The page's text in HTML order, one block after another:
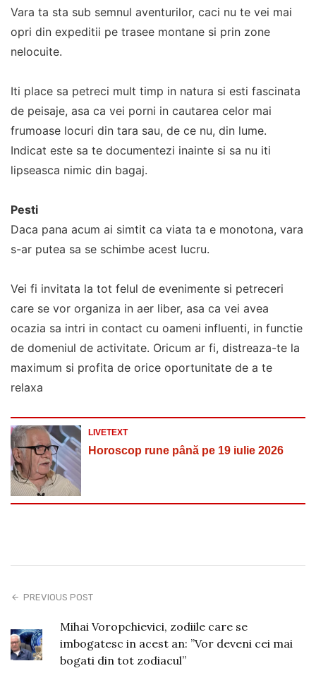
Vara ta sta sub semnul aventurilor, caci nu te vei mai
opri din expeditii pe trasee montane si prin zone
nelocuite.
Iti place sa petreci mult timp in natura si esti fascinata
de peisaje, asa ca vei porni in cautarea celor mai
frumoase locuri din tara sau, de ce nu, din lume.
Indicat este sa te documentezi inainte si sa nu iti
lipseasca nimic din bagaj.
Pesti
Daca pana acum ai simtit ca viata ta e monotona, vara
s-ar putea sa se schimbe acest lucru.
Vei fi invitata la tot felul de evenimente si petreceri
care se vor organiza in aer liber, asa ca vei avea
ocazia sa intri in contact cu oameni influenti, in functie
de domeniul de activitate. Oricum ar fi, distreaza-te la
maximum si profita de orice oportunitate de a te
relaxa
LIVETEXT
Horoscop rune până pe 19 iulie 2026
PREVIOUS POST
Mihai Voropchievici, zodiile care se
imbogatesc in acest an: ”Vor deveni cei mai
bogati din tot zodiacul”